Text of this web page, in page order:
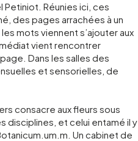
Petiniot. Réunies ici, ces
des pages arrachées à un
mots viennent s’ajouter aux
vient rencontrer
Dans les salles des
et sensorielles, de
consacre aux fleurs sous
disciplines, et celui entamé il y
. Un cabinet de